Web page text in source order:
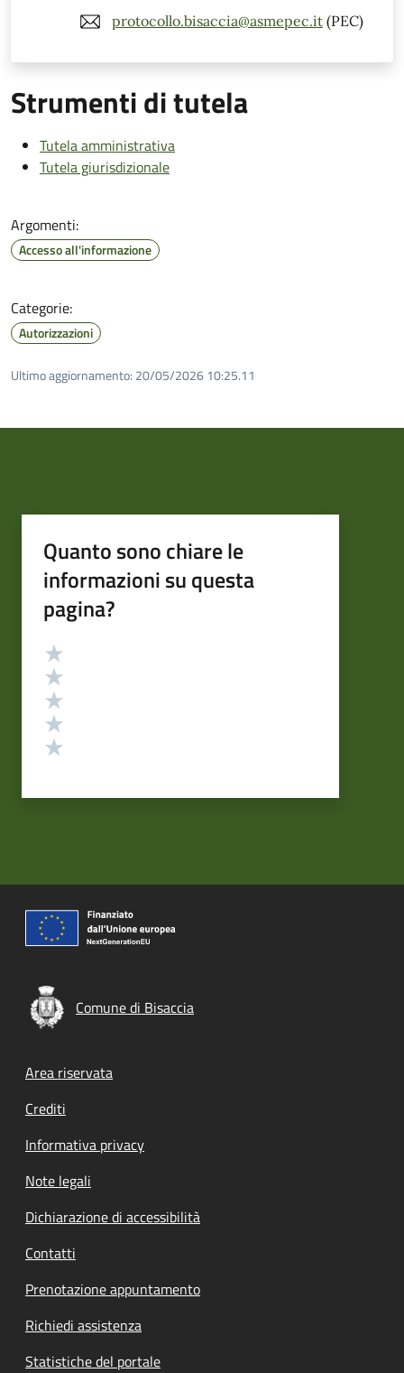
protocollo.bisaccia@asmepec.it (PEC)
Strumenti di tutela
Tutela amministrativa
Tutela giurisdizionale
Argomenti:
Accesso all'informazione
Categorie:
Autorizzazioni
Ultimo aggiornamento: 20/05/2026 10:25.11
Quanto sono chiare le
informazioni su questa
pagina?
Valutazione
Comune di Bisaccia
Footer menu
Area riservata
Crediti
Informativa privacy
Note legali
Dichiarazione di accessibilità
Contatti
Prenotazione appuntamento
Richiedi assistenza
Statistiche del portale